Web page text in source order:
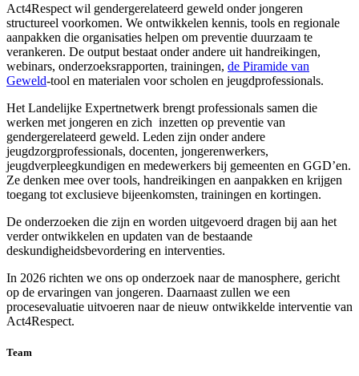
Act4Respect wil gendergerelateerd geweld onder jongeren
structureel voorkomen. We ontwikkelen kennis, tools en regionale
aanpakken die organisaties helpen om preventie duurzaam te
verankeren. De output bestaat onder andere uit handreikingen,
webinars, onderzoeksrapporten, trainingen, de Piramide van
Geweld-tool en materialen voor scholen en jeugdprofessionals.
Het Landelijke Expertnetwerk brengt professionals samen die
werken met jongeren en zich inzetten op preventie van
gendergerelateerd geweld. Leden zijn onder andere
jeugdzorgprofessionals, docenten, jongerenwerkers,
jeugdverpleegkundigen en medewerkers bij gemeenten en GGD’en.
Ze denken mee over tools, handreikingen en aanpakken en krijgen
toegang tot exclusieve bijeenkomsten, trainingen en kortingen.
De onderzoeken die zijn en worden uitgevoerd dragen bij aan het
verder ontwikkelen en updaten van de bestaande
deskundigheidsbevordering en interventies.
In 2026 richten we ons op onderzoek naar de manosphere, gericht
op de ervaringen van jongeren. Daarnaast zullen we een
procesevaluatie uitvoeren naar de nieuw ontwikkelde interventie van
Act4Respect.
Team